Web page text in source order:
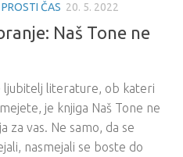
ČAS 20. 5. 2022
Naš Tone ne
ljubitelj literature, ob kateri
je knjiga Naš Tone ne
za vas. Ne samo, da se
nasmejali se boste do